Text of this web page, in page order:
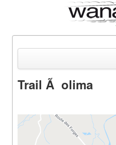
Equipements & Tests
Parcours & Courses
Trail Ã olima